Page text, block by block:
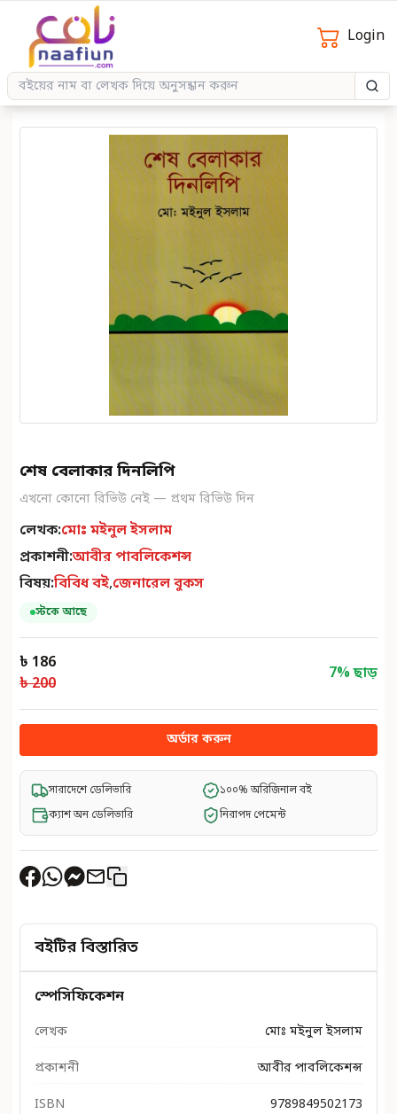
Login
শেষ বেলাকার দিনলিপি
এখনো কোনো রিভিউ নেই — প্রথম রিভিউ দিন
লেখক:মোঃ মইনুল ইসলাম
প্রকাশনী:আবীর পাবলিকেশন্স
বিষয়:বিবিধ বই,জেনারেল বুকস
স্টকে আছে
৳ 186
৳ 200
7% ছাড়
অর্ডার করুন
সারাদেশে ডেলিভারি
১০০% অরিজিনাল বই
ক্যাশ অন ডেলিভারি
নিরাপদ পেমেন্ট
বইটির বিস্তারিত
স্পেসিফিকেশন
লেখক মোঃ মইনুল ইসলাম
প্রকাশনী আবীর পাবলিকেশন্স
ISBN 9789849502173